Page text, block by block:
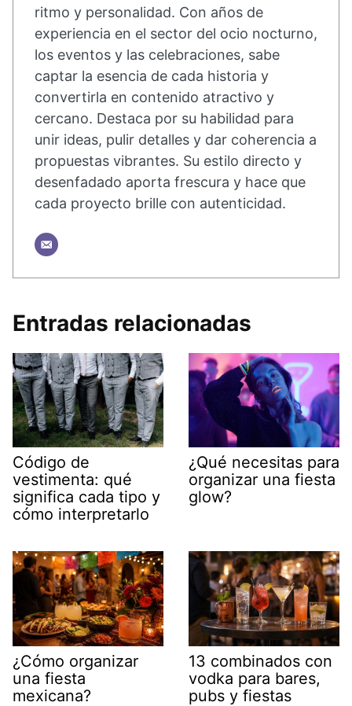
ritmo y personalidad. Con años de
experiencia en el sector del ocio nocturno,
los eventos y las celebraciones, sabe
captar la esencia de cada historia y
convertirla en contenido atractivo y
cercano. Destaca por su habilidad para
unir ideas, pulir detalles y dar coherencia a
propuestas vibrantes. Su estilo directo y
desenfadado aporta frescura y hace que
cada proyecto brille con autenticidad.
Entradas relacionadas
Código de
vestimenta: qué
significa cada tipo y
cómo interpretarlo
¿Qué necesitas para
organizar una fiesta
glow?
¿Cómo organizar
una fiesta
mexicana?
13 combinados con
vodka para bares,
pubs y fiestas